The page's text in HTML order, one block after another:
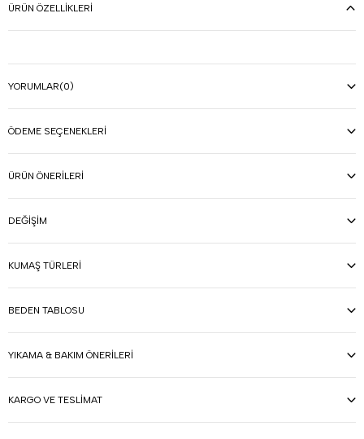
ÜRÜN ÖZELLIKLERI
YORUMLAR(0)
ÖDEME SEÇENEKLERI
ÜRÜN ÖNERILERI
DEĞIŞIM
KUMAŞ TÜRLERI
BEDEN TABLOSU
YIKAMA & BAKIM ÖNERILERI
KARGO VE TESLIMAT